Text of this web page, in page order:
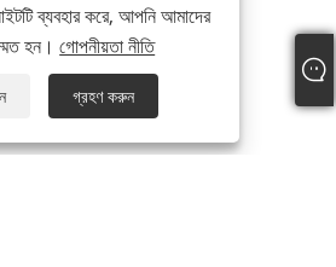
ব্যবহার করে, আপনি আমাদের
হন।গোপনীয়তা নীতি
গ্রহণ করুন